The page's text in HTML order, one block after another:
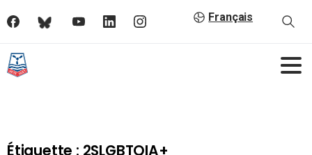
Français
Étiquette : 2SLGBTQIA+